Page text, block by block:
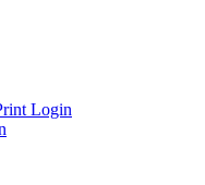
Login